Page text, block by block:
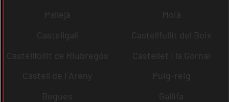
Pallejà
Moià
Castellgalí
Castellfullit del Boix
Castellfollit de Riubregós
Castellet i la Gornal
Castell de l´Areny
Puig-reig
Begues
Gallifa